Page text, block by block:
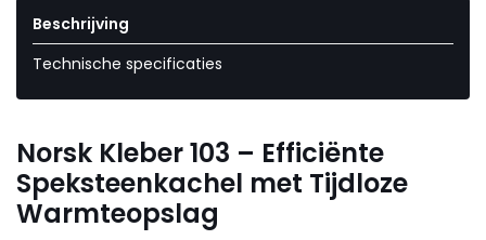
Beschrijving
Technische specificaties
Norsk Kleber 103 – Efficiënte
Speksteenkachel met Tijdloze
Warmteopslag